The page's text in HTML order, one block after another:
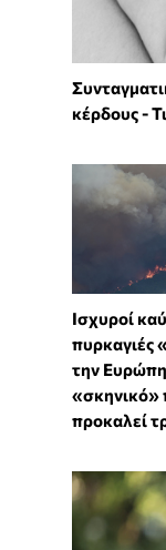
κέρδους -
Ισχυροί
πυρκαγιές
την
«σκηνικό»
προκαλεί